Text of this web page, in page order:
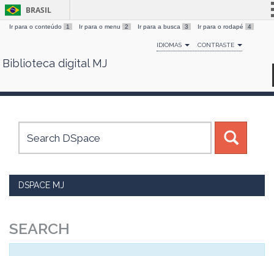
Skip
BRASIL
Simplifique!
Comunica BR
Canais
Ir para o conteúdo 1 Ir para o menu 2 Ir para a busca 3 Ir para o rodapé 4
IDIOMAS CONTRASTE
Biblioteca digital MJ
DSPACE MJ
SEARCH